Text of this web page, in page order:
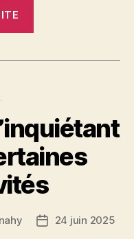
« L’humour
000
personnes
de
propos
racistes »
Date24 juin 2025